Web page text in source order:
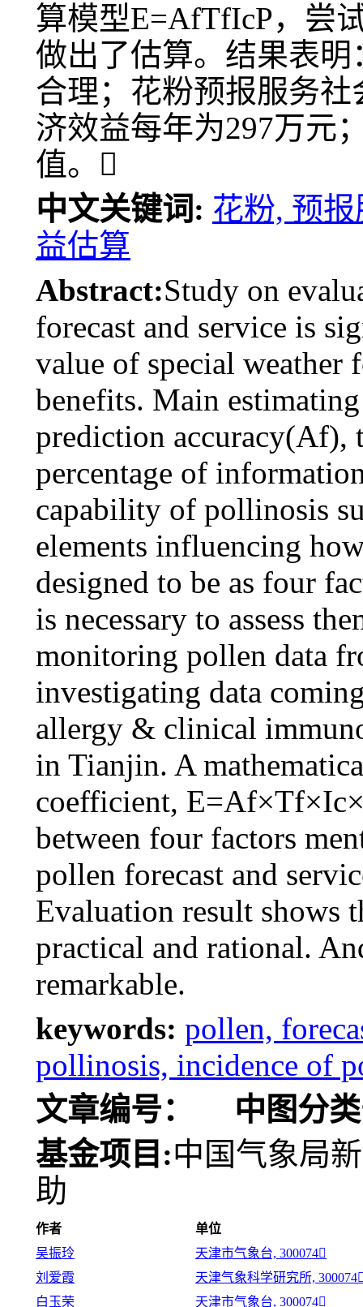
算模型E=AfTfIcP，尝
做出了估算。结果表
合理；花粉预报服务
济效益每年为297万元
值。
中文关键词: 花粉, 预
益估算
Abstract:Study on
forecast and service is
value of special weather
benefits. Main
prediction accuracy(Af),
percentage of
capability of pollinosis
elements influencing
designed to be as four
is necessary to assess
monitoring pollen data
investigating data
allergy & clinical
in Tianjin. A
coefficient,
between four factors
pollen forecast and
Evaluation result shows
practical and rational.
remarkable.
keywords: pollen,
pollinosis, incidence of
文章编号：
中图分
基金项目:中国气象局
助
作者
单位
吴振玲
天津市气象台, 300074
刘爱霞
天津气象科学研究所,
白玉荣
天津市气象台, 300074